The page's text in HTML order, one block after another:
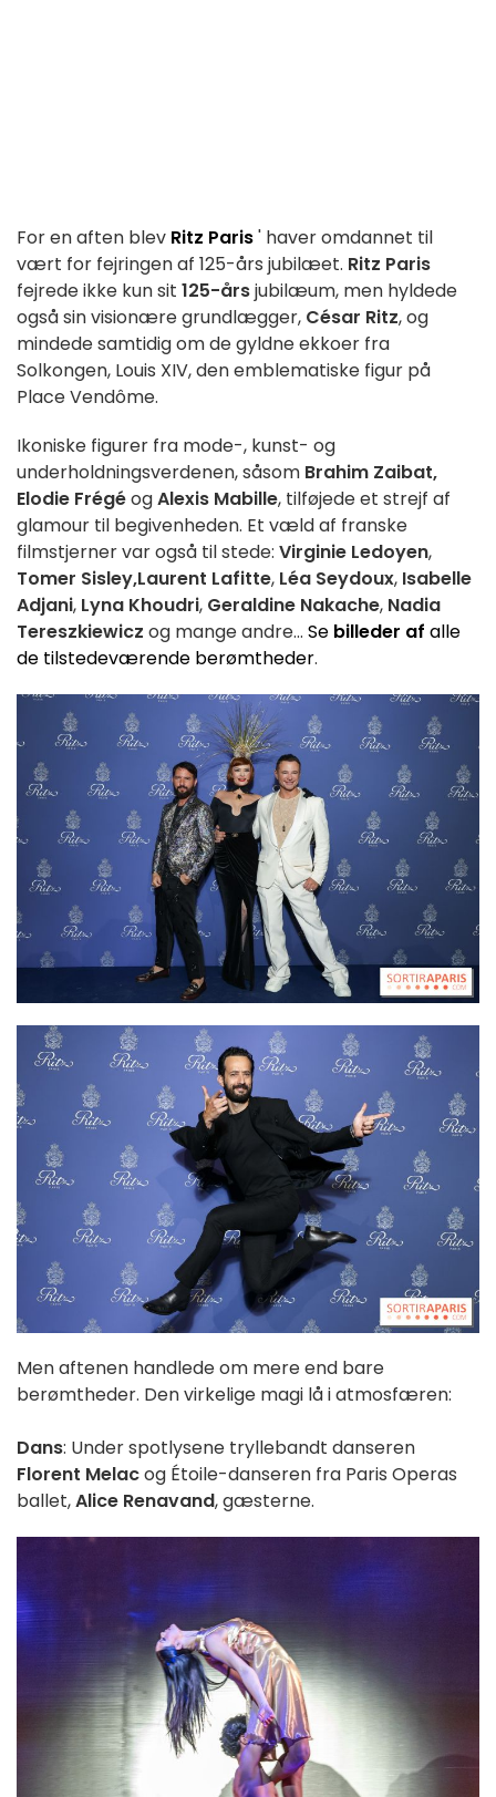
For en aften blev Ritz Paris' haver omdannet til
vært for fejringen af 125-års jubilæet. Ritz Paris
fejrede ikke kun sit 125-årsjubilæum, men hyldede
også sin visionære grundlægger, César Ritz, og
mindede samtidig om de gyldne ekkoer fra
Solkongen, Louis XIV, den emblematiske figur på
Place Vendôme.
Ikoniske figurer fra mode-, kunst- og
underholdningsverdenen, såsom Brahim Zaibat,
Elodie FrégéogAlexis Mabille, tilføjede et strejf af
glamour til begivenheden. Et væld af franske
filmstjerner var også til stede: Virginie Ledoyen,
Tomer Sisley,Laurent Lafitte, Léa Seydoux, Isabelle
Adjani, Lyna Khoudri, Geraldine Nakache, Nadia
Tereszkiewicz og mange andre... Se billeder af alle
de tilstedeværende berømtheder.
Men aftenen handlede om mere end bare
berømtheder. Den virkelige magi lå i atmosfæren:
Dans: Under spotlysene tryllebandt danseren
Florent Melacog Étoile-danseren fra Paris Operas
ballet,Alice Renavand, gæsterne.